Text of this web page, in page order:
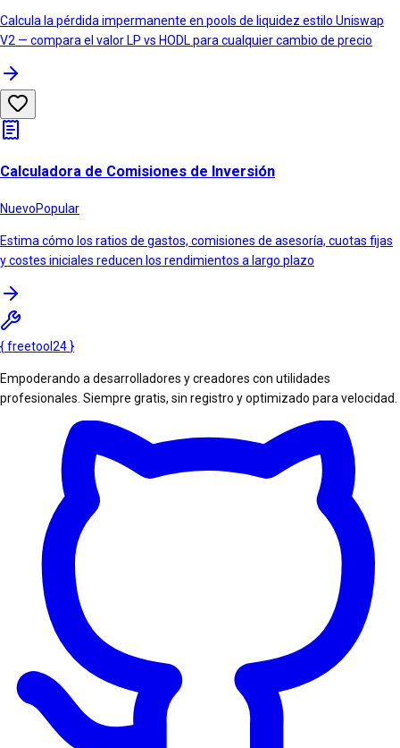
Calcula la pérdida impermanente en pools de liquidez estilo Uniswap
V2 — compara el valor LP vs HODL para cualquier cambio de precio
Calculadora de Comisiones de Inversión
NuevoPopular
Estima cómo los ratios de gastos, comisiones de asesoría, cuotas fijas
y costes iniciales reducen los rendimientos a largo plazo
{freetool 24 }
Empoderando a desarrolladores y creadores con utilidades
profesionales. Siempre gratis, sin registro y optimizado para velocidad.